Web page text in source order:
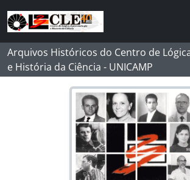
Skip to main content
Arquivos Históricos do Centro de
e História da Ciência - UNICAMP